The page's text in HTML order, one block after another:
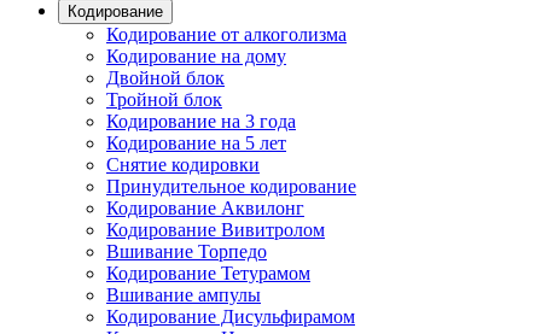
Кодирование
Кодирование от алкоголизма
Кодирование на дому
Двойной блок
Тройной блок
Кодирование на 3 года
Кодирование на 5 лет
Снятие кодировки
Принудительное кодирование
Кодирование Аквилонг
Кодирование Вивитролом
Вшивание Торпедо
Кодирование Тетурамом
Вшивание ампулы
Кодирование Дисульфирамом